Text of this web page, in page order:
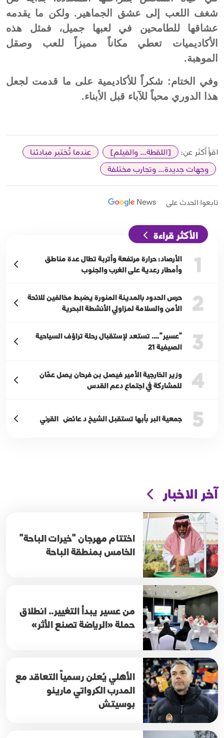
شغف اللعب إلى عشق الجماهير. ولكن ما يقدمه
عشاقها للطامحين في لعبها جميل، فمثل هذه
الأكاديميات تعطي مكاناً مميزاً للعب وصقل
الموهبة.
وفي الختام: شكراً للأكاديمية على ما قدمت لجعل
هذا الدوري محباً للآباء قبل الأبناء.
اقرأ أكثر عن: [اللقطة… والفيلم]
عندما تُختبر مبادئنا
وجهات جديدة… وتجارب مختلفة
تابعوا الحدث على
الأكثر قراءة
1
الأرصاد: حرارة مرتفعة وأتربة تطال عدة مناطق
وأمطار رعدية على الغرب والجنوب
2
حرس الحدود بالمدينة المنورة يضبط مخالفين للائحة
الأمن والسلامة لمزاولي الأنشطة البحرية
3
"عسير"…. تستعد لإستقبال رحلة تراؤف السياحية
الصيفية 21
4
وزير الخارجية الأمير فيصل بن فرحان يصل عمّان
للمشاركة في اجتماع دعم القدس
5 جمعية البر بأبها تستقبل الشيخ د عائض القرني
آخر الاخبار
اختتام مهرجان "خيرات الباحة"
الخامس بمنطقة الباحة
من عسير يبدأ التغيير.. انطلاق
حملة «الرياضة تصنع الأثر»
الأهلي يُعلن رسمياً التعاقد مع
المدرب الكرواتي مارينو
بوسيتش